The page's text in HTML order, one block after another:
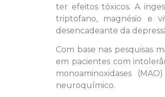
ter efeitos tóxicos. A
triptofano, magnésio e
desencadeante da
Com base nas pesquisas
em pacientes com
monoaminoxidases
neuroquímico.